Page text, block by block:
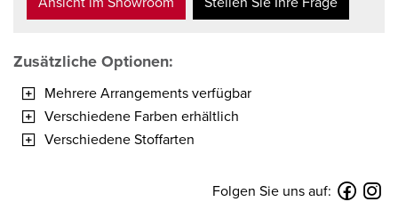
Zusätzliche Optionen:
Mehrere Arrangements verfügbar
Verschiedene Farben erhältlich
Verschiedene Stoffarten
Folgen Sie uns auf: